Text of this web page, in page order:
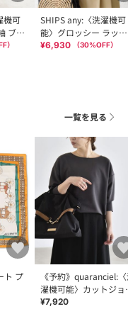
機可
ブラ
ート
）
SHIPS any:〈洗濯機可
能〉グロッシー ラッフ
ル フリル ギャザー ブ
¥6,930 （30%OFF）
一覧を見る
ト プ
《予約》quaranciel:
濯機可能〉カットジョ
ゼット ラウンドヘム
¥7,920